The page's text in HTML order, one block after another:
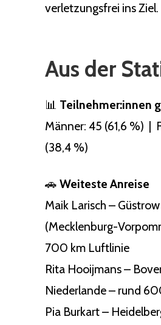
verletzungsfrei ins Ziel.
Aus der
📊 Teilnehmer:innen
Männer: 45 (61,6 %) |
(38,4 %)
🚗 Weiteste Anreise
Maik Larisch – Güstrow
(Mecklenburg-
700 km Luftlinie
Rita Hooijmans –
Niederlande – rund
Pia Burkart –